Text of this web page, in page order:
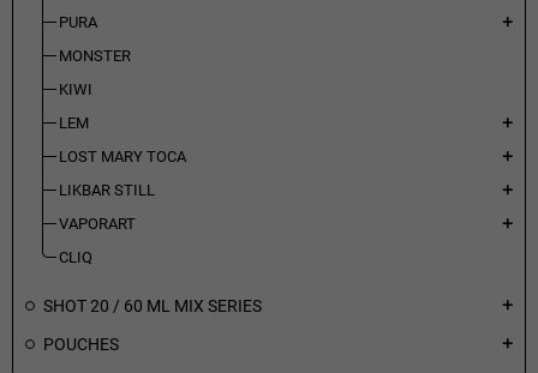
PURA add
MONSTER
KIWI
LEM
add
LOST MARY TOCA add
LIKBAR STILL add
VAPORART add
CLIQ
SHOT 20 / 60 ML MIX SERIES add
POUCHES add